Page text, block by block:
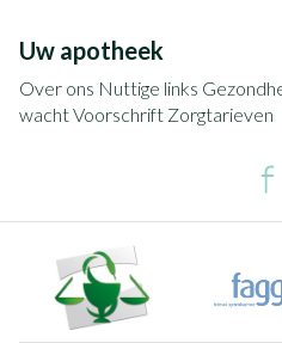
Uw apotheek
Over ons Nuttige links
wachtVoorschrift Zorgtarieven